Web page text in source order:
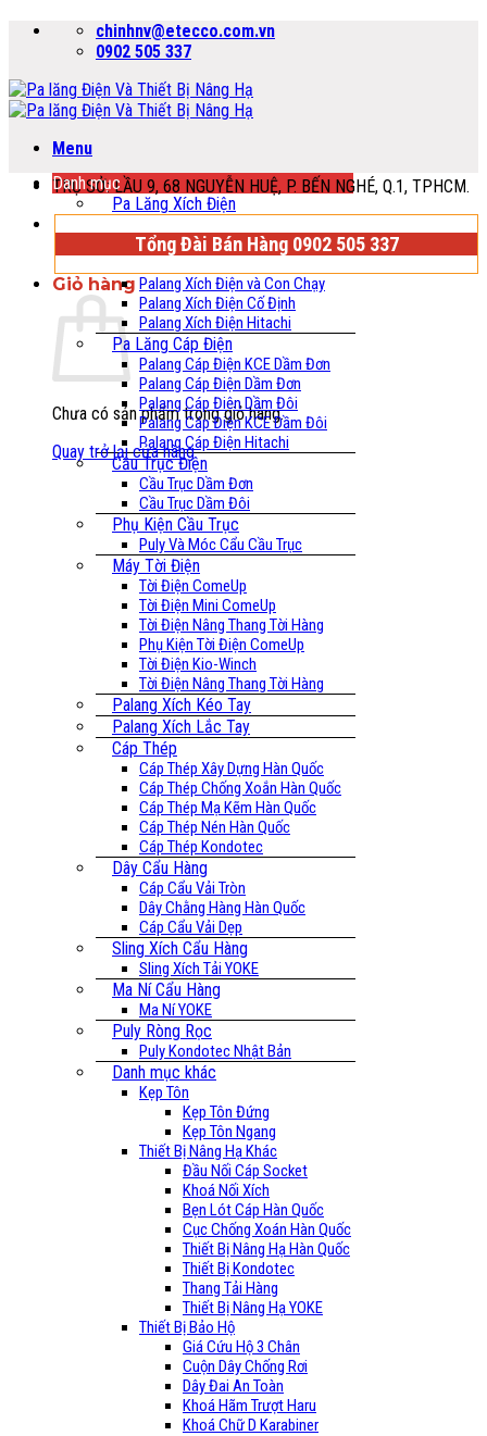
dung
chinhnv@etecco.com.vn
0902 505 337
Menu
TRỤ SỞ: LẦU 9, 68 NGUYỄN HUỆ, P. BẾN NGHÉ, Q.1, TPHCM.
Tổng Đài Bán Hàng 0902 505 337
Giỏ hàng
Chưa có sản phẩm trong giỏ hàng.
Quay trở lại cửa hàng
Danh mục
Pa Lăng Xích Điện
Palang Xích Điện và Con Chạy
Palang Xích Điện Cố Định
Palang Xích Điện Hitachi
Pa Lăng Cáp Điện
Palang Cáp Điện KCE Dầm Đơn
Palang Cáp Điện Dầm Đơn
Palang Cáp Điện Dầm Đôi
Palang Cáp Điện KCE Dầm Đôi
Palang Cáp Điện Hitachi
Cầu Trục Điện
Cầu Trục Dầm Đơn
Cầu Trục Dầm Đôi
Phụ Kiện Cầu Trục
Puly Và Móc Cẩu Cầu Trục
Máy Tời Điện
Tời Điện ComeUp
Tời Điện Mini ComeUp
Tời Điện Nâng Thang Tời Hàng
Phụ Kiện Tời Điện ComeUp
Tời Điện Kio-Winch
Tời Điện Nâng Thang Tời Hàng
Palang Xích Kéo Tay
Palang Xích Lắc Tay
Cáp Thép
Cáp Thép Xây Dựng Hàn Quốc
Cáp Thép Chống Xoắn Hàn Quốc
Cáp Thép Mạ Kẽm Hàn Quốc
Cáp Thép Nén Hàn Quốc
Cáp Thép Kondotec
Dây Cẩu Hàng
Cáp Cẩu Vải Tròn
Dây Chằng Hàng Hàn Quốc
Cáp Cẩu Vải Dẹp
Sling Xích Cẩu Hàng
Sling Xích Tải YOKE
Ma Ní Cẩu Hàng
Ma Ní YOKE
Puly Ròng Rọc
Puly Kondotec Nhật Bản
Danh mục khác
Kẹp Tôn
Kẹp Tôn Đứng
Kẹp Tôn Ngang
Thiết Bị Nâng Hạ Khác
Đầu Nối Cáp Socket
Khoá Nối Xích
Bẹn Lót Cáp Hàn Quốc
Cục Chống Xoán Hàn Quốc
Thiết Bị Nâng Hạ Hàn Quốc
Thiết Bị Kondotec
Thang Tải Hàng
Thiết Bị Nâng Hạ YOKE
Thiết Bị Bảo Hộ
Giá Cứu Hộ 3 Chân
Cuộn Dây Chống Rơi
Dây Đai An Toàn
Khoá Hãm Trượt Haru
Khoá Chữ D Karabiner